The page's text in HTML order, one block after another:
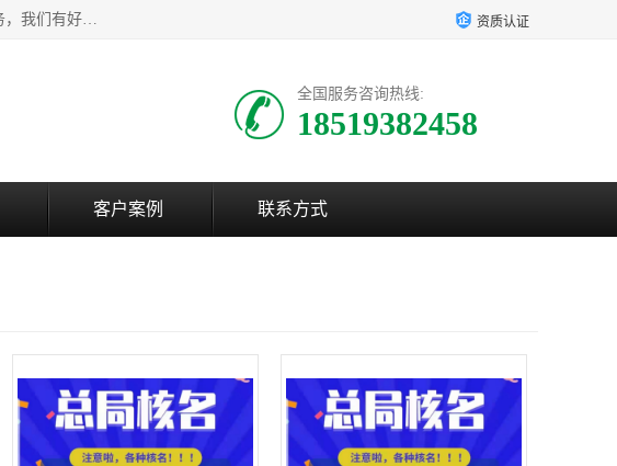
北京企铭星科技有限公司主要经营国家局疑难核名服务。我们始终为客户提供好的产品和技术支持、健全的售后服务，我们有好的产品和专业的销售和技术团队，我公司属于北京企业管理及投资咨询黄页行业，如果您对我公司的产品服务有兴趣，期待您在线留言或者来电咨询。 资质认证
全国服务咨询热线:
18519382458
客户案例 联系方式